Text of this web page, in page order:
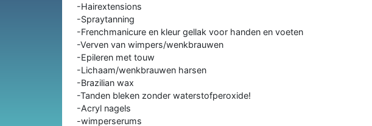
-Hairextensions
-Spraytanning
-Frenchmanicure en kleur gellak voor handen en voeten
-Verven van wimpers/wenkbrauwen
-Epileren met touw
-Lichaam/wenkbrauwen harsen
-Brazilian wax
-Tanden bleken zonder waterstofperoxide!
-Acryl nagels
-wimperserums